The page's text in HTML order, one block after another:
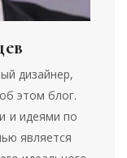
дизайнер,
этом блог.
и идеями по
является